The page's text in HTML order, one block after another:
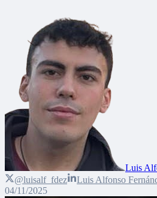
Luis
@luisalf_fdez
Luis Alfonso
04/11/2025